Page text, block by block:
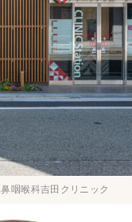
咽喉科吉田クリニック